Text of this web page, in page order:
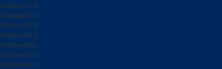
Стойки 27U
Стойки 33U
Стойки 37U
Стойки 42U
Стойки 45U
Стойки 47U
Стойки 54U